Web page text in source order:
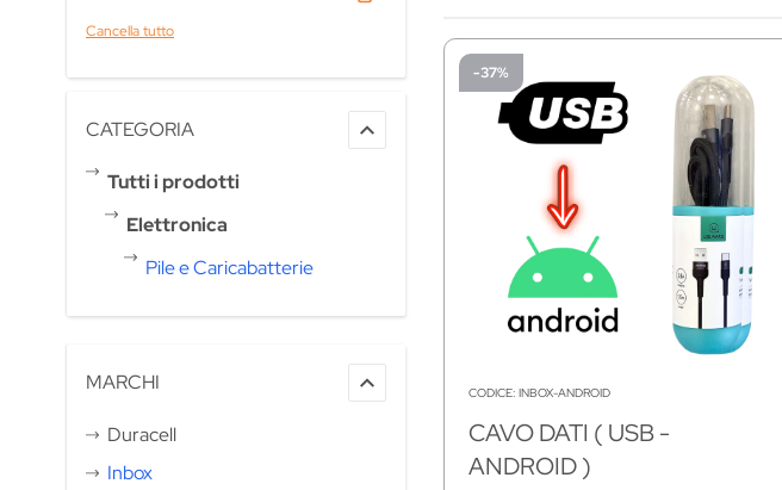
Cancella tutto
CATEGORIA
Tutti i prodotti
Tutti i prodotti
Elettronica
Elettronica
Pile e Caricabatterie
Pile e Caricabatterie
MARCHI
Duracell
Inbox
-37%
CODICE: INBOX-ANDROID
CAVO DATI ( USB -
ANDROID )